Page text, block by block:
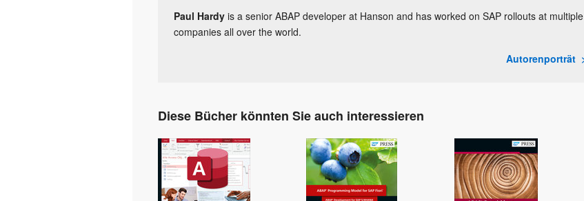
Paul Hardy is a senior ABAP developer at Hanson and has worked on SAP rollouts at multiple
companies all over the world.
Autorenporträt
Diese Bücher könnten Sie auch interessieren